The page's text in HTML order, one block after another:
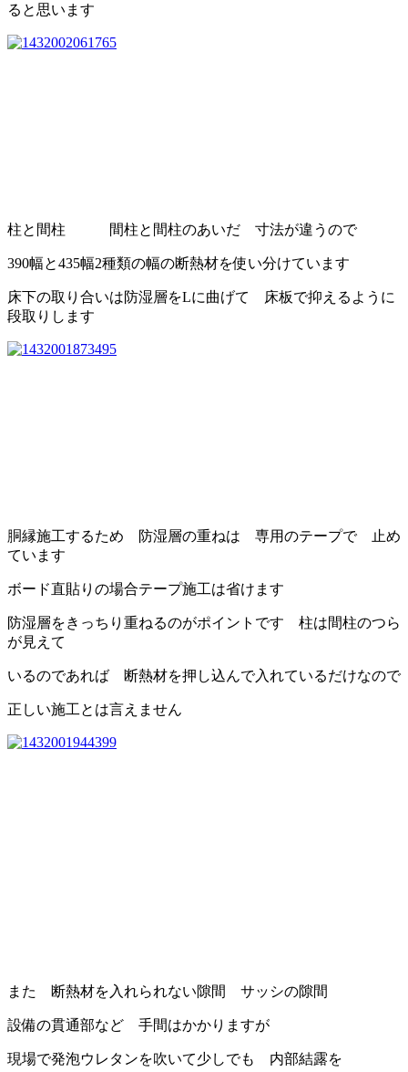
ると思います
柱と間柱 間柱と間柱のあいだ 寸法が違うので
390幅と435幅2種類の幅の断熱材を使い分けています
床下の取り合いは防湿層をLに曲げて 床板で抑えるように
段取りします
胴縁施工するため 防湿層の重ねは 専用のテープで 止め
ています
ボード直貼りの場合テープ施工は省けます
防湿層をきっちり重ねるのがポイントです 柱は間柱のつら
が見えて
いるのであれば 断熱材を押し込んで入れているだけなので
正しい施工とは言えません
また 断熱材を入れられない隙間 サッシの隙間
設備の貫通部など 手間はかかりますが
現場で発泡ウレタンを吹いて少しでも 内部結露を